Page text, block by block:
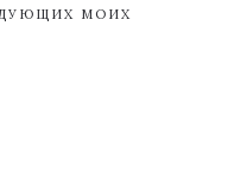
МОИХ